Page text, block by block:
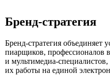
Бренд-стратегия
Бренд-стратегия объединяет
пиарщиков, профессионалов
и мультимедиа-специалистов,
их работы на единой